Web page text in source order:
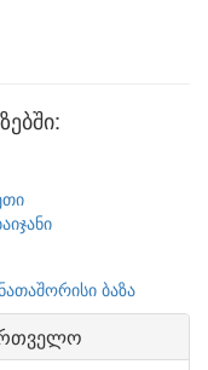
ბაზა